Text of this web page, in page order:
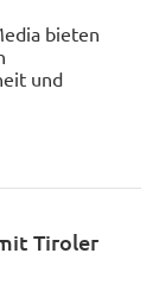
bieten
und
Tiroler